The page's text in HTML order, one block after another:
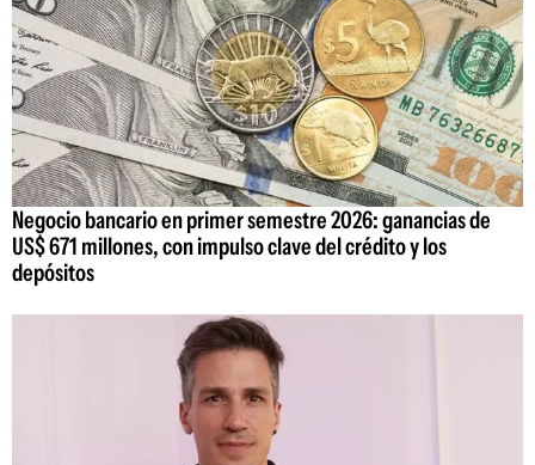
Negocio bancario en primer semestre 2026: ganancias de
US$ 671 millones, con impulso clave del crédito y los
depósitos